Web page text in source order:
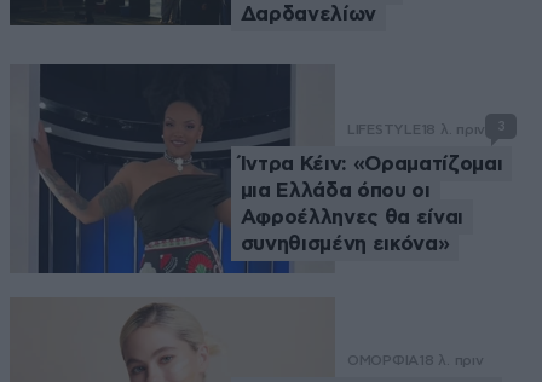
Δαρδανελίων
LIFESTYLE 18 λ. πριν 3
Ίντρα Κέιν: «Οραματίζομαι
μια Ελλάδα όπου οι
Αφροέλληνες θα είναι
συνηθισμένη εικόνα»
ΟΜΟΡΦΙΑ 18 λ. πριν